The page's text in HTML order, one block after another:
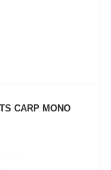
CARP MONO